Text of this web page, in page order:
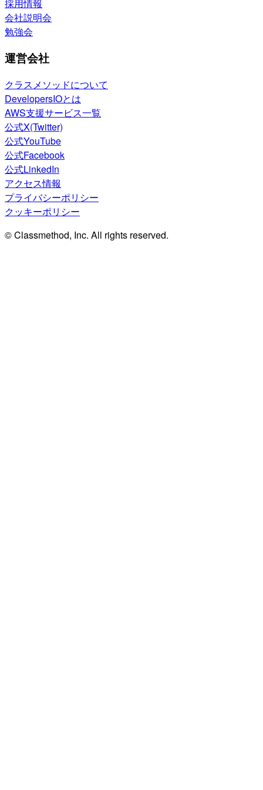
採用情報
会社説明会
勉強会
運営会社
クラスメソッドについて
DevelopersIOとは
AWS支援サービス一覧
公式X(Twitter)
公式YouTube
公式Facebook
公式LinkedIn
アクセス情報
プライバシーポリシー
クッキーポリシー
© Classmethod, Inc. All rights reserved.